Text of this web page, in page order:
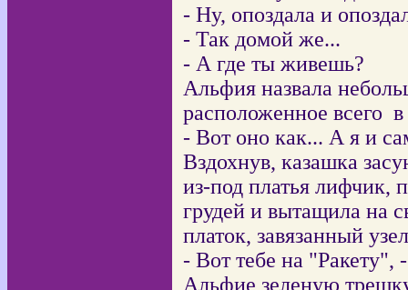
- Ну, опоздала и
- Так домой же...
- А где ты живешь?
Альфия назвала
расположенное всего
- Вот оно как... А я и
Вздохнув, казашка
из-под платья лифчик,
грудей и вытащила на
платок, завязанный
- Вот тебе на "Ракету",
Альфие зеленую